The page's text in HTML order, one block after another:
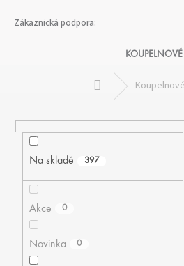
KOUPELNOVÉ
Domů
Na skladě 397
Akce 0
Novinka 0